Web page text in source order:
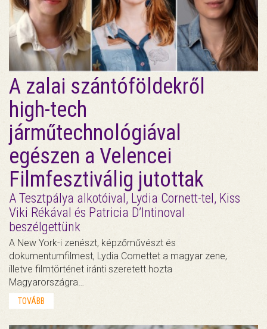
A zalai szántóföldekről
high-tech
járműtechnológiával
egészen a Velencei
Filmfesztiválig jutottak
A Tesztpálya alkotóival, Lydia Cornett-tel, Kiss
Viki Rékával és Patricia D’Intinoval
beszélgettünk
A New York-i zenészt, képzőművészt és
dokumentumfilmest, Lydia Cornettet a magyar zene,
illetve filmtörténet iránti szeretett hozta
Magyarországra…
TOVÁBB